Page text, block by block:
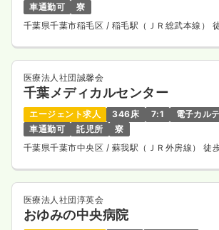
車通勤可
寮
千葉県千葉市稲毛区 / 稲毛駅（ＪＲ総武本線）
医療法人社団誠馨会
千葉メディカルセンター
エージェント求人 346床 7:1
電子カルテ
車通勤可
託児所
寮
千葉県千葉市中央区 / 蘇我駅（ＪＲ外房線） 徒
医療法人社団淳英会
おゆみの中央病院